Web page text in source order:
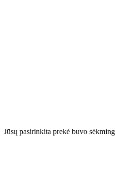
Jūsų pasirinkita prekė buvo